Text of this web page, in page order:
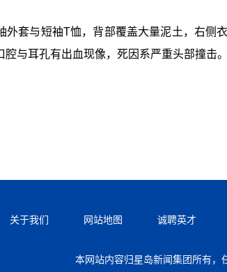
外套与短袖T恤，背部覆盖大量泥土，右侧
与耳孔有出血现像，死因系严重头部撞击。
关于我们 网站地图 诚聘英才
本网站内容归星岛新闻集团所有，